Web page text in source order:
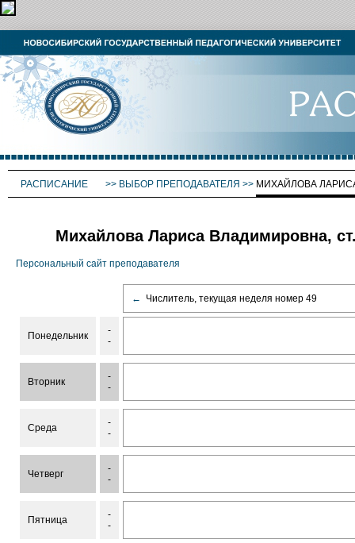
РАСПИСАНИЕ >> ВЫБОР ПРЕПОДАВАТЕЛЯ >> МИХАЙЛОВА
Михайлова Лариса Владимировна,
Персональный сайт преподавателя
← Числитель, текущая неделя номер 49
Понедельник
-
-
Вторник
-
-
Среда
-
-
Четверг
-
-
Пятница
-
-